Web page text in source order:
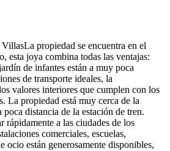
propiedad se encuentra en el
esta joya combina todas las ventajas:
de infantes están a muy poca
de transporte ideales, la
valores interiores que cumplen con los
La propiedad está muy cerca de la
poca distancia de la estación de tren.
rápidamente a las ciudades de los
comerciales, escuelas,
ocio están generosamente disponibles,